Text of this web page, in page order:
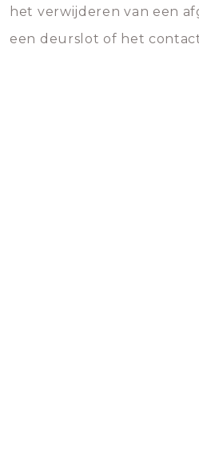
het verwijderen van een
een deurslot of het